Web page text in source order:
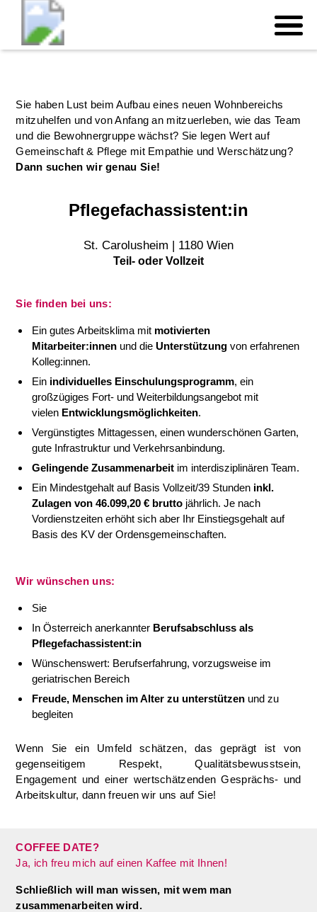
Sie haben Lust beim Aufbau eines neuen Wohnbereichs
mitzuhelfen und von Anfang an mitzuerleben, wie das Team
und die Bewohnergruppe wächst? Sie legen Wert auf
Gemeinschaft & Pflege mit Empathie und Werschätzung?
Dann suchen wir genau Sie!
Pflegefachassistent:in
St. Carolusheim | 1180 Wien
Teil- oder Vollzeit
Sie finden bei uns:
Ein gutes Arbeitsklima mit motivierten
Mitarbeiter:innen und dieUnterstützung von erfahrenen
Kolleg:innen.
Ein individuelles Einschulungsprogramm, ein
großzügiges Fort- und Weiterbildungsangebot mit
vielen Entwicklungsmöglichkeiten.
Vergünstigtes Mittagessen, einen wunderschönen Garten,
gute Infrastruktur und Verkehrsanbindung.
Gelingende Zusammenarbeit im interdisziplinären Team.
Ein Mindestgehalt auf Basis Vollzeit/39 Stunden inkl.
Zulagen von 46.099,20 € brutto jährlich. Je nach
Vordienstzeiten erhöht sich aber Ihr Einstiegsgehalt auf
Basis des KV der Ordensgemeinschaften.
Wir wünschen uns:
Sie
In Österreich anerkannter Berufsabschluss als
Pflegefachassistent:in
Wünschenswert: Berufserfahrung, vorzugsweise im
geriatrischen Bereich
Freude, Menschen im Alter zu unterstützen und zu
begleiten
Wenn Sie ein Umfeld schätzen, das geprägt ist von
gegenseitigem Respekt, Qualitätsbewusstsein,
Engagement und einer wertschätzenden Gesprächs- und
Arbeitskultur, dann freuen wir uns auf Sie!
COFFEE DATE?
Ja, ich freu mich auf einen Kaffee mit Ihnen!
Schließlich will man wissen, mit wem man
zusammenarbeiten wird.